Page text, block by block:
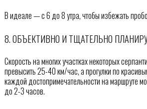
В идеале — с 6 до 8 утра, чтобы избежать
8. ОБЪЕКТИВНО И ТЩАТЕЛЬНО
Скорость на многих участках некоторых
превысить 25-40 км/час, а прогулки по
каждой достопримечательности на маршруте
до 2-3 часов.